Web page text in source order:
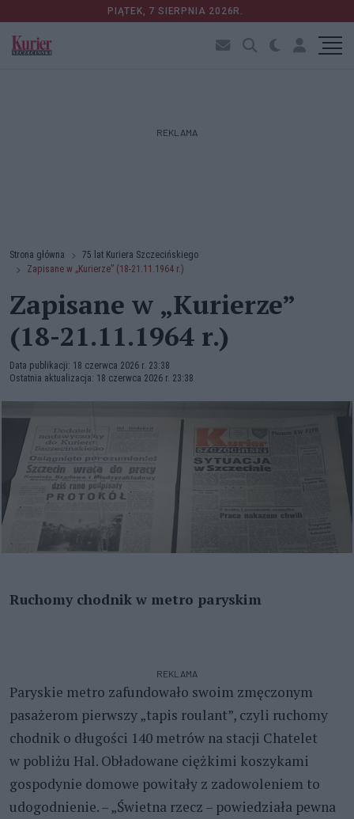
PIĄTEK, 7 SIERPNIA 2026R.
REKLAMA
Strona główna
75 lat Kuriera Szczecińskiego
Zapisane w „Kurierze” (18-21.11.1964 r.)
Zapisane w „Kurierze”
(18-21.11.1964 r.)
Data publikacji: 18 czerwca 2026 r. 23:38
Ostatnia aktualizacja: 18 czerwca 2026 r. 23:38
Ruchomy chodnik w metro paryskim
REKLAMA
Paryskie metro zafundowało swoim zmęczonym
pasażerom pierwszy „tapis roulant”, czyli ruchomy
chodnik o długości 140 metrów na stacji Chatelet
w pobliżu Hal. Obładowane ciężkimi koszykami
gospodynie domowe powitały z zadowoleniem to
udogodnienie. – „Świetna rzecz – powiedziała pewna